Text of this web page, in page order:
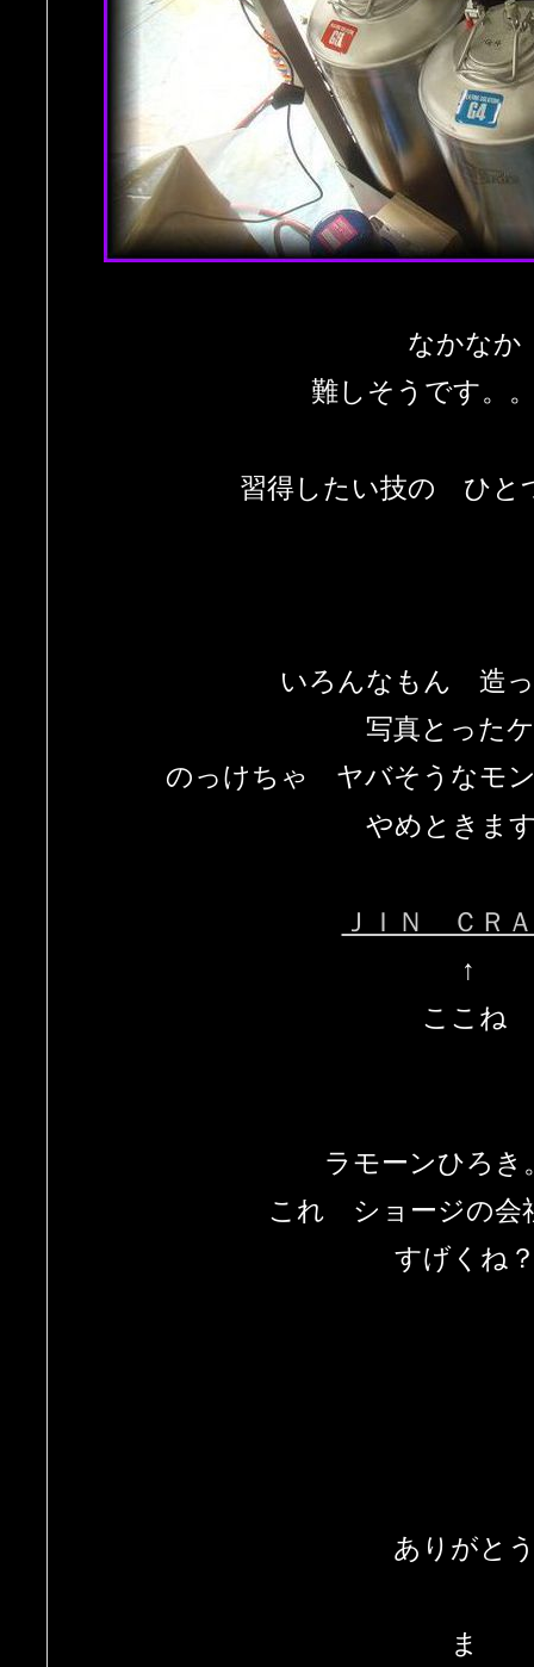
なかなか
難しそうです。
習得したい技の ひと
いろんなもん 造
写真とった
のっけちゃ ヤバそうなモ
やめときま
ＪＩＮ ＣＲ
↑
ここね
ラモーンひろき
これ ショージの会
すげくね
ありがと
ま